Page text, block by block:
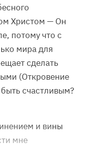
Христом — Он
потому что с
мира для
сделать
(Откровение
счастливым?
и вины
мне